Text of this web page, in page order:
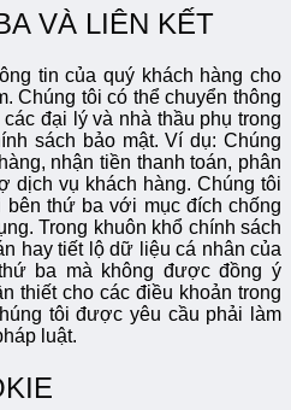
VÀ LIÊN KẾT
tin của quý khách hàng cho
Chúng tôi có thể chuyển thông
đại lý và nhà thầu phụ trong
sách bảo mật. Ví dụ: Chúng
nhận tiền thanh toán, phân
dịch vụ khách hàng. Chúng tôi
thứ ba với mục đích chống
Trong khuôn khổ chính sách
hay tiết lộ dữ liệu cá nhân của
ba mà không được đồng ý
thiết cho các điều khoản trong
tôi được yêu cầu phải làm
luật.